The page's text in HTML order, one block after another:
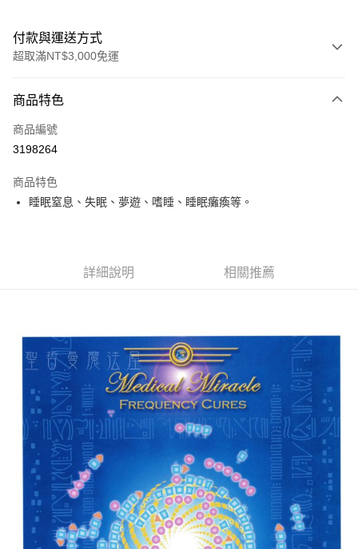
付款與運送方式
超取滿NT$3,000免運
信用卡一次付款
超商取貨付款
Apple Pay
全家取貨付款
每筆NT$80，滿NT$3,000(含以上)免運費
7-11取貨付款
每筆NT$80，滿NT$3,000(含以上)免運費
賣家宅配幫您送（台灣）
每筆NT$80，滿NT$3,000(含以上)免運費
郵局幫你送（離島）
每筆NT$80，滿NT$3,000(含以上)免運費
商品特色
商品編號
3198264
商品特色
睡眠窒息、失眠、夢遊、嗜睡、睡眠癱瘓等。
詳細說明 相關推薦